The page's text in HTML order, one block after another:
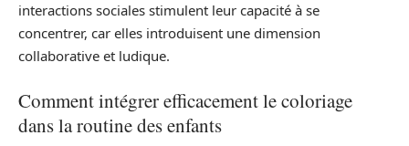
interactions sociales stimulent leur capacité à se
concentrer, car elles introduisent une dimension
collaborative et ludique.
Comment intégrer efficacement le coloriage
dans la routine des enfants